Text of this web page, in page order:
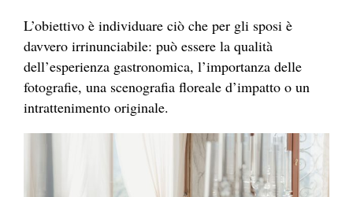
L’obiettivo è individuare ciò che per gli sposi è
davvero irrinunciabile: può essere la qualità
dell’esperienza gastronomica, l’importanza delle
fotografie, una scenografia floreale d’impatto o un
intrattenimento originale.